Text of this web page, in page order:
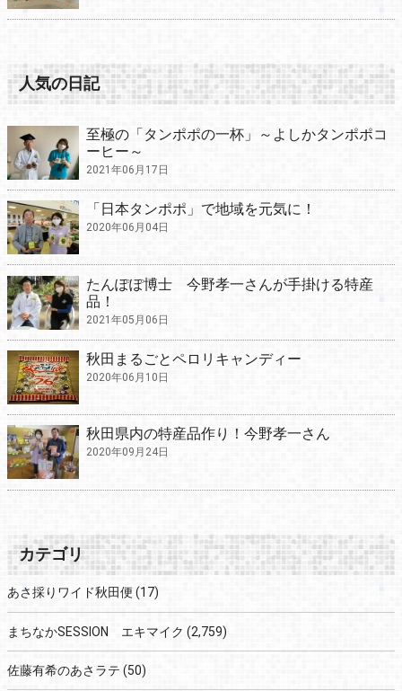
人気の日記
至極の「タンポポの一杯」～よしかタンポポコ
ーヒー～
2021年06月17日
「日本タンポポ」で地域を元気に！
2020年06月04日
たんぽぽ博士 今野孝一さんが手掛ける特産
品！
2021年05月06日
秋田まるごとペロリキャンディー
2020年06月10日
秋田県内の特産品作り！今野孝一さん
2020年09月24日
カテゴリ
あさ採りワイド秋田便 (17)
まちなかSESSION エキマイク (2,759)
佐藤有希のあさラテ (50)